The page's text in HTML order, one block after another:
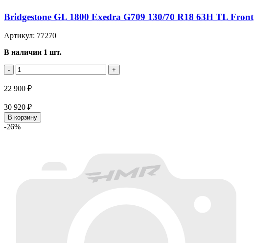
Bridgestone GL 1800 Exedra G709 130/70 R18 63H TL Front
Артикул: 77270
В наличии 1 шт.
- +
22 900 ₽
30 920 ₽
В корзину
-26%